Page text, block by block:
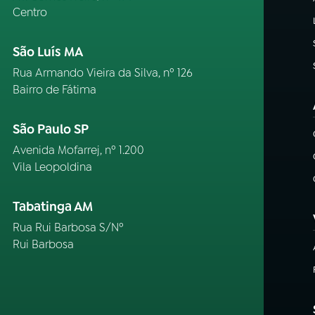
Centro
São Luís MA
Rua Armando Vieira da Silva, nº 126
Bairro de Fátima
São Paulo SP
Avenida Mofarrej, nº 1.200
Vila Leopoldina
Tabatinga AM
Rua Rui Barbosa S/Nº
Rui Barbosa